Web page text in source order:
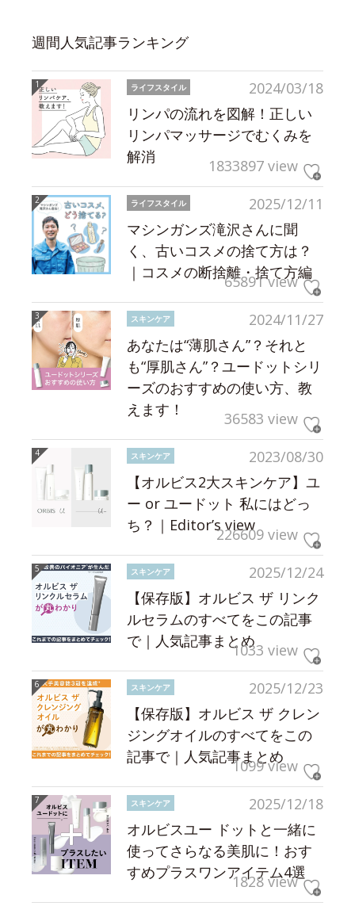
週間人気記事ランキング
2024/03/18
ライフスタイル
リンパの流れを図解！正しい
リンパマッサージでむくみを
解消
1833897 view
2025/12/11
ライフスタイル
マシンガンズ滝沢さんに聞
く、古いコスメの捨て方は？
｜コスメの断捨離・捨て方編
65891 view
2024/11/27
スキンケア
あなたは“薄肌さん”？それと
も“厚肌さん”？ユードットシリ
ーズのおすすめの使い方、教
えます！
36583 view
2023/08/30
スキンケア
【オルビス2大スキンケア】ユ
ー or ユードット 私にはどっ
ち？｜Editor’s view226609 view
2025/12/24
スキンケア
【保存版】オルビス ザ リンク
ルセラムのすべてをこの記事
で｜人気記事まとめ1033 view
2025/12/23
スキンケア
【保存版】オルビス ザ クレン
ジングオイルのすべてをこの
記事で｜人気記事まとめ
1099 view
2025/12/18
スキンケア
オルビスユー ドットと一緒に
使ってさらなる美肌に！おす
すめプラスワンアイテム4選
1828 view